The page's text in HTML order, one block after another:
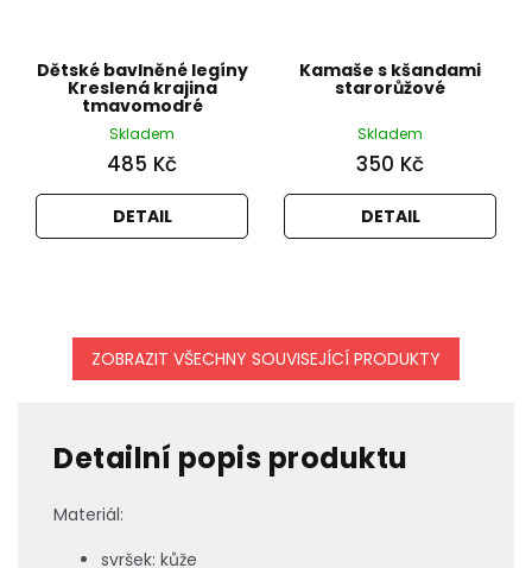
Dětské bavlněné legíny
Kreslená krajina
tmavomodré
Skladem
485 Kč
DETAIL
Kamaše s kšandami
starorůžové
Skladem
350 Kč
DETAIL
ZOBRAZIT VŠECHNY SOUVISEJÍCÍ PRODUKTY
Detailní popis produktu
Materiál:
svršek: kůže